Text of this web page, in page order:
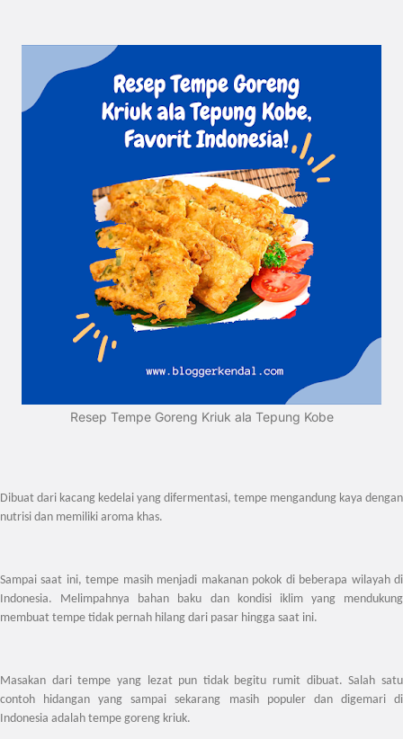
Resep Tempe Goreng Kriuk ala Tepung Kobe
Dibuat dari kacang kedelai yang difermentasi, tempe mengandung kaya dengan
nutrisi dan memiliki aroma khas.
Sampai saat ini, tempe masih menjadi makanan pokok di beberapa wilayah di
Indonesia. Melimpahnya bahan baku dan kondisi iklim yang mendukung
membuat tempe tidak pernah hilang dari pasar hingga saat ini.
Masakan dari tempe yang lezat pun tidak begitu rumit dibuat. Salah satu
contoh hidangan yang sampai sekarang masih populer dan digemari di
Indonesia adalah tempe goreng kriuk.